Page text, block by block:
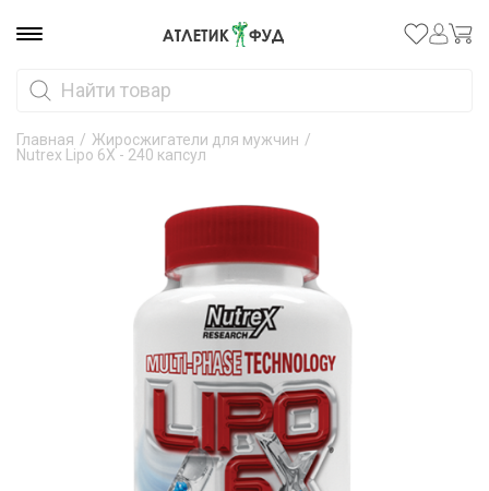
Главная / Жиросжигатели для мужчин /
Nutrex Lipo 6X - 240 капсул